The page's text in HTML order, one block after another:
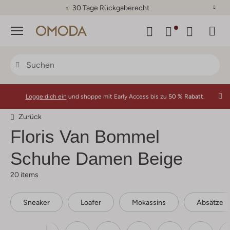
30 Tage Rückgaberecht
Menü
Logge dich ein und shoppe mit Early Access bis zu 50 % Rabatt.
Zurück
Floris Van Bommel
Schuhe Damen Beige
20 items
Sneaker Loafer Mokassins Absätze